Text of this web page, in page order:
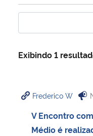
Ministério da Infraestrutura
Ministério da Cidadania
Exibindo 1
Frederico W
V Encontro
Médio é